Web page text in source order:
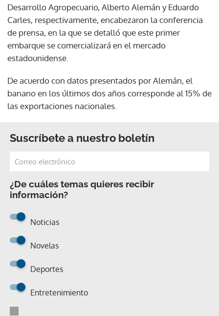
Desarrollo Agropecuario, Alberto Alemán y Eduardo
Carles, respectivamente, encabezaron la conferencia
de prensa, en la que se detalló que este primer
embarque se comercializará en el mercado
estadounidense.
De acuerdo con datos presentados por Alemán, el
banano en los últimos dos años corresponde al 15% de
las exportaciones nacionales.
Suscríbete a nuestro boletín
¿De cuáles temas quieres recibir
información?
Noticias
Novelas
Deportes
Entretenimiento